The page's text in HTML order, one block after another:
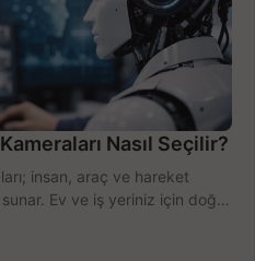
Nasıl Seçilir?
insan, araç ve hareket
sunar. Ev ve iş yeriniz için doğru